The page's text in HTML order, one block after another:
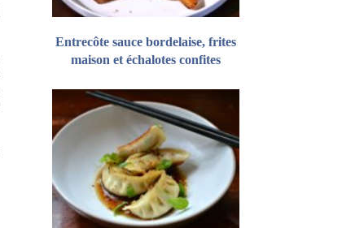
Entrecôte sauce bordelaise, frites
maison et échalotes confites